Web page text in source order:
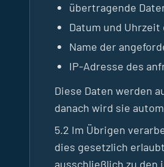
übertragende
Datum und Uhrzeit
Name der
IP-Adresse des
Diese Daten werden
danach wird sie
5.2 Im Übrigen
dies gesetzlich
ausschließlich zu